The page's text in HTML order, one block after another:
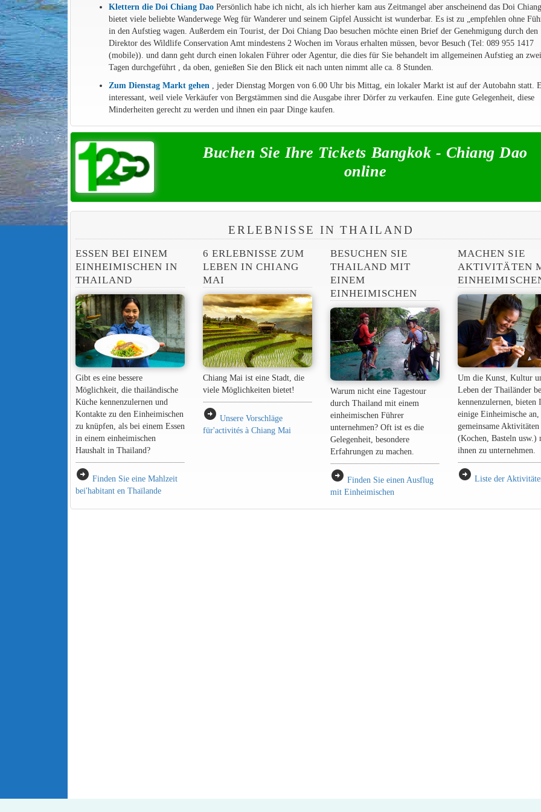
Klettern die Doi Chiang DaoPersönlich habe ich nicht, als ich hierher kam aus Zeitmangel aber anscheinend das Doi
bietet viele beliebte Wanderwege Weg für Wanderer und seinem Gipfel Aussicht ist wunderbar. Es ist zu „empfehlen ohne
in den Aufstieg wagen. Außerdem ein Tourist, der Doi Chiang Dao besuchen möchte einen Brief der Genehmigung durch den
Direktor des Wildlife Conservation Amt mindestens 2 Wochen im Voraus erhalten müssen, bevor Besuch (Tel: 089 955 1417
(mobile)). und dann geht durch einen lokalen Führer oder Agentur, die dies für Sie behandelt im allgemeinen Aufstieg an zwei
Tagen durchgeführt , da oben, genießen Sie den Blick eit nach unten nimmt alle ca. 8 Stunden.
Zum Dienstag Markt gehen, jeder Dienstag Morgen von 6.00 Uhr bis Mittag, ein lokaler Markt ist auf der Autobahn statt.
interessant, weil viele Verkäufer von Bergstämmen sind die Ausgabe ihrer Dörfer zu verkaufen. Eine gute Gelegenheit, diese
Minderheiten gerecht zu werden und ihnen ein paar Dinge kaufen.
Buchen Sie Ihre Tickets Bangkok - Chiang Dao
online
ERLEBNISSE IN THAILAND
ESSEN BEI EINEM
EINHEIMISCHEN IN
THAILAND
Gibt es eine bessere
Möglichkeit, die thailändische
Küche kennenzulernen und
Kontakte zu den Einheimischen
zu knüpfen, als bei einem Essen
in einem einheimischen
Haushalt in Thailand?
arrow_circle_right Finden Sie eine Mahlzeit
bei'habitant en Thaïlande
6 ERLEBNISSE ZUM
LEBEN IN CHIANG
MAI
Chiang Mai ist eine Stadt, die
viele Möglichkeiten bietet!
arrow_circle_right Unsere Vorschläge
für'activités à Chiang Mai
BESUCHEN SIE
THAILAND MIT
EINEM
EINHEIMISCHEN
Warum nicht eine Tagestour
durch Thailand mit einem
einheimischen Führer
unternehmen? Oft ist es die
Gelegenheit, besondere
Erfahrungen zu machen.
arrow_circle_right Finden Sie einen Ausflug
mit Einheimischen
MACHEN SIE
AKTIVITÄTEN
Um die Kunst, Kultur
Leben der Thailänder
kennenzulernen, bieten
einige Einheimische an,
gemeinsame Aktivitäten
(Kochen, Basteln usw.)
ihnen zu unternehmen.
arrow_circle_right Liste der